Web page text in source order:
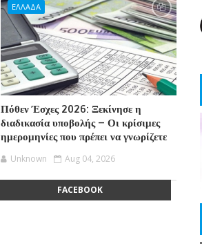
ΕΛΛΑΔΑ
Πόθεν Έσχες 2026: Ξεκίνησε η
διαδικασία υποβολής – Οι κρίσιμες
ημερομηνίες που πρέπει να γνωρίζετε
Unknown Aug 04, 2026
FACEBOOK